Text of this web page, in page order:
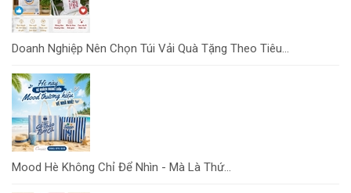
Doanh Nghiệp Nên Chọn Túi Vải Quà Tặng Theo Tiêu...
Mood Hè Không Chỉ Để Nhìn - Mà Là Thứ...